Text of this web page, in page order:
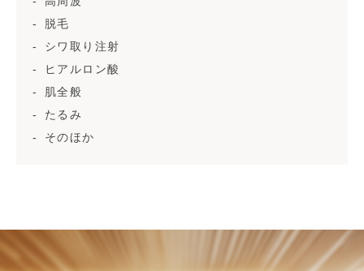
脱毛
シワ取り注射
ヒアルロン酸
肌全般
たるみ
そのほか